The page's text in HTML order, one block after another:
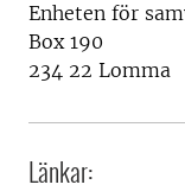
Enheten för
Box 190
234 22 Lomma
Länkar: